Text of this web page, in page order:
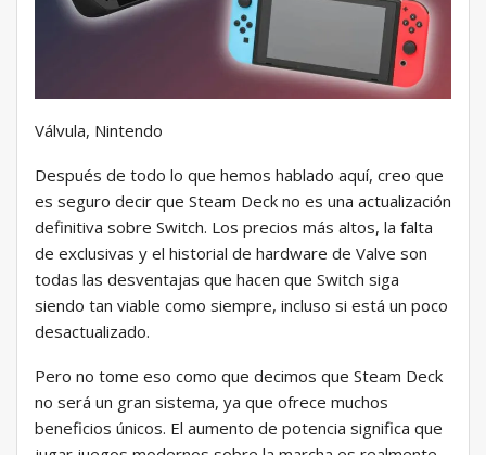
Válvula, Nintendo
Después de todo lo que hemos hablado aquí, creo que
es seguro decir que Steam Deck no es una actualización
definitiva sobre Switch. Los precios más altos, la falta
de exclusivas y el historial de hardware de Valve son
todas las desventajas que hacen que Switch siga
siendo tan viable como siempre, incluso si está un poco
desactualizado.
Pero no tome eso como que decimos que Steam Deck
no será un gran sistema, ya que ofrece muchos
beneficios únicos. El aumento de potencia significa que